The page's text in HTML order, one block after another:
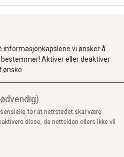
informasjonkapslene vi ønsker å
Aktiver eller deaktiver
for at nettstedet skal være
disse, da nettsiden ellers ikke vil